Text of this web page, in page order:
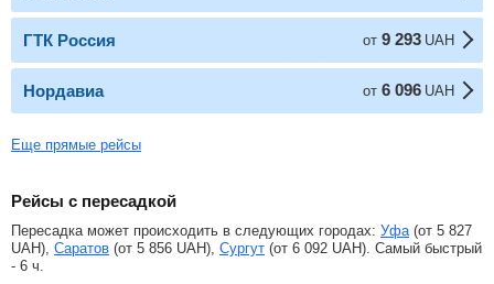
ГТК Россия от 9 293 UAH
Нордавиа от 6 096 UAH
Еще прямые рейсы
Рейсы с пересадкой
Пересадка может происходить в следующих городах: Уфа (от 5 827
UAH), Саратов (от 5 856 UAH), Сургут (от 6 092 UAH). Самый быстрый
- 6 ч.